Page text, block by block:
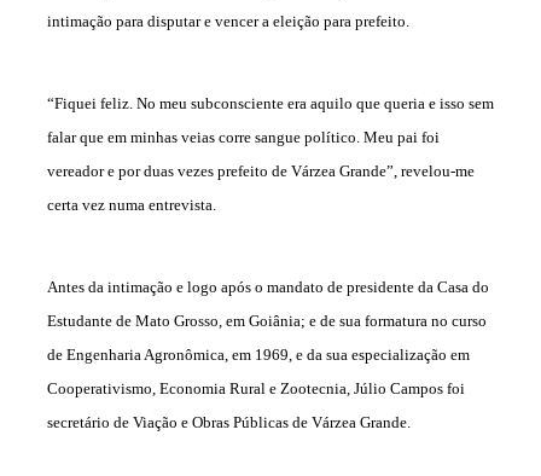
intimação para disputar e vencer a eleição para prefeito.
“Fiquei feliz. No meu subconsciente era aquilo que queria e isso sem
falar que em minhas veias corre sangue político. Meu pai foi
vereador e por duas vezes prefeito de Várzea Grande”, revelou-me
certa vez numa entrevista.
Antes da intimação e logo após o mandato de presidente da Casa do
Estudante de Mato Grosso, em Goiânia; e de sua formatura no curso
de Engenharia Agronômica, em 1969, e da sua especialização em
Cooperativismo, Economia Rural e Zootecnia, Júlio Campos foi
secretário de Viação e Obras Públicas de Várzea Grande.